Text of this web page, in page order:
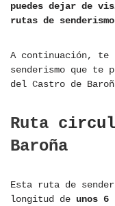
puedes dejar de
rutas de
A continuación, te
senderismo que te
del Castro de
Ruta
Baroña
Esta ruta de
longitud de unos 6